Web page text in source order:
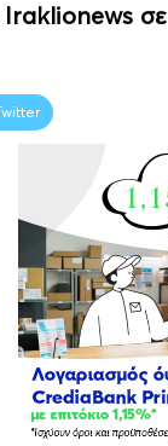
σε